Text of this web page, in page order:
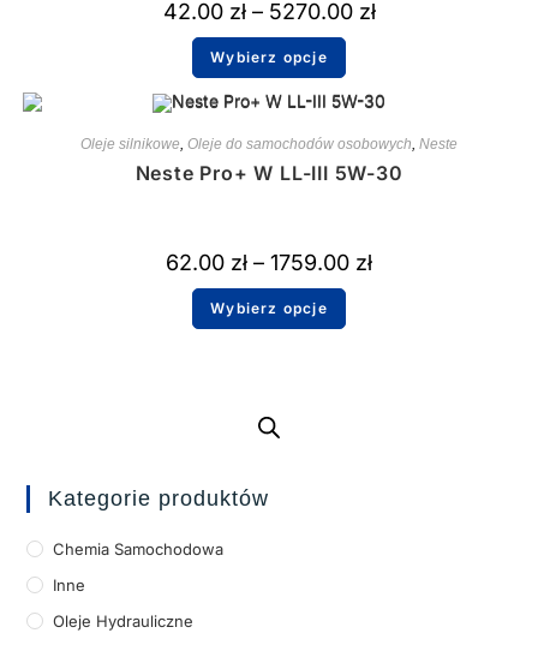
42.00 zł – 5270.00 zł
Wybierz opcje
Oleje silnikowe Oleje do samochodów osobowych Neste
Neste Pro+ W LL-III 5W-30
62.00 zł – 1759.00 zł
Wybierz opcje
Kategorie produktów
Chemia Samochodowa
Inne
Oleje Hydrauliczne